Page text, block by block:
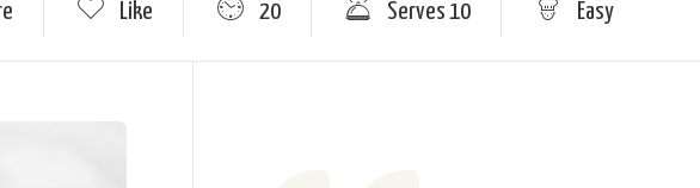
Like 20 Serves 10 Easy